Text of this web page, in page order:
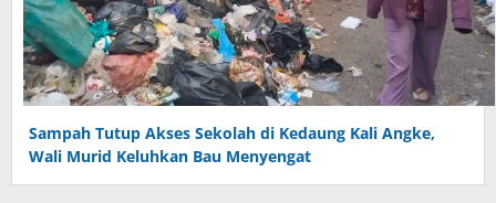
Sampah Tutup Akses Sekolah di Kedaung Kali Angke,
Wali Murid Keluhkan Bau Menyengat